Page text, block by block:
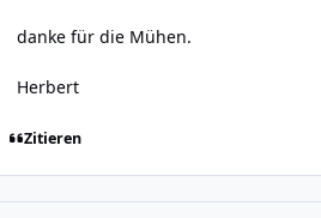
danke für die Mühen.
Herbert
Zitieren